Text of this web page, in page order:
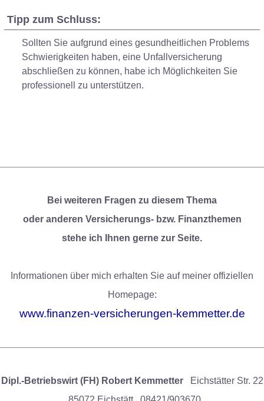
Tipp zum Schluss:
Sollten Sie aufgrund eines gesundheitlichen Problems
Schwierigkeiten haben, eine Unfallversicherung
abschließen zu können, habe ich Möglichkeiten Sie
professionell zu unterstützen.
Bei weiteren Fragen zu diesem Thema
oder anderen Versicherungs- bzw. Finanzthemen
stehe ich Ihnen gerne zur Seite.
Informationen über mich erhalten Sie auf meiner offiziellen
Homepage:
www.finanzen-versicherungen-kemmetter.de
Dipl.-Betriebswirt (FH) Robert Kemmetter
Eichstätter Str. 22